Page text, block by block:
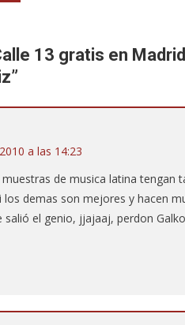
13 gratis en
”
a las 14:23
de musica latina tengan
demas son mejores y hacen
salió el genio, jjajaaj, perdon